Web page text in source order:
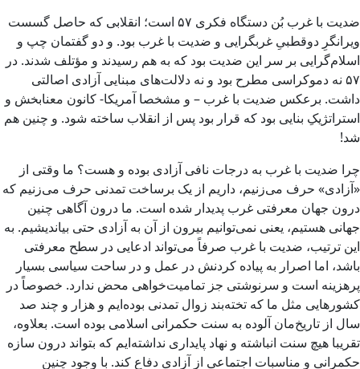
ضدیت با غرب بُن دستگاه فکری ۵۷ است؛ انقلابی که حاصل گسست
ویرانگرِ دوقطبیِ غربگرایی و ضدیت با غرب بود. و دو گفتمان چپ و
اسلام‌گرایی بر سر این ضدیت بود که به هم رسیدند و مؤتلف شدند. در
۵۷ نه دموکراسی مطرح بود و نه دلالت‌های مبنایی آزادی اصالتی
داشت. برعکس ضدیت با غرب – و مشخصا آمریکا- کانون معنابخش و
استراتژیکِ بنایی بود که قرار بود پس از انقلاب ساخته شود. و چنین هم
شد!
چرا ضدیت با غرب به درجات نافی آزادی بوده و هست؟ ما وقتی از
«آزادی» حرف می‌زنیم، داریم از یک برساخت تمدنی حرف می‌زنیم که
درون جهان معرفتی غرب پدیدار شده است. ما درون آگاهی چنین
جهانی هستیم، یعنی نمی‌توانیم بیرون از آن به آزادی حتی بیاندیشیم. به
این ترتیب، ضدیت با غرب صرفاً می‌تواند ادعایی در سطح معرفتی
باشد، اما اصرار به پیاده کردنش در عمل و در ساحت سیاسی بسیار
پرهزینه است و سرنوشتی جز تمامیت‌خواهی محض ندارد. خصوصاً در
کشورهایی مثل ما که تخته‌بند زوال تمدنی بوده‌ایم و هزار و چند صد
سال از تاریخ‌مان آلوده به سنت حکمرانی اسلامی بوده است. بعلاوه،
تقریبا هیچ سنت انباشته و نهاد پایداری نداشته‌ایم که بتواند درون سازه
حکمرانی و مناسبات اجتماعی از آزادی دفاع کند. با وجود چنین